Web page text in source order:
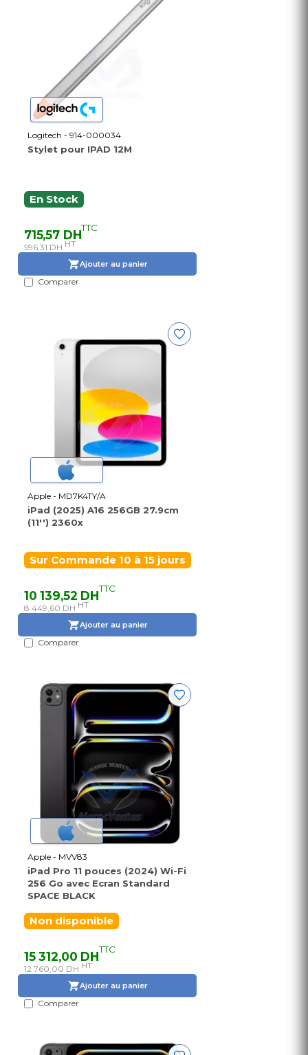
Logitech - 914-000034
Stylet pour IPAD 12M
En Stock
715,57 DHTTC
596,31 DH HT
Ajouter au panier
Comparer
Apple - MD7K4TY/A
iPad (2025) A16 256GB 27.9cm
(11'') 2360x
Sur Commande 10 à 15 jours
10 139,52 DHTTC
8 449,60 DH HT
Ajouter au panier
Comparer
Apple - MVV83
iPad Pro 11 pouces (2024) Wi-Fi
256 Go avec Ecran Standard
SPACE BLACK
Non disponible
15 312,00 DHTTC
12 760,00 DH HT
Ajouter au panier
Comparer